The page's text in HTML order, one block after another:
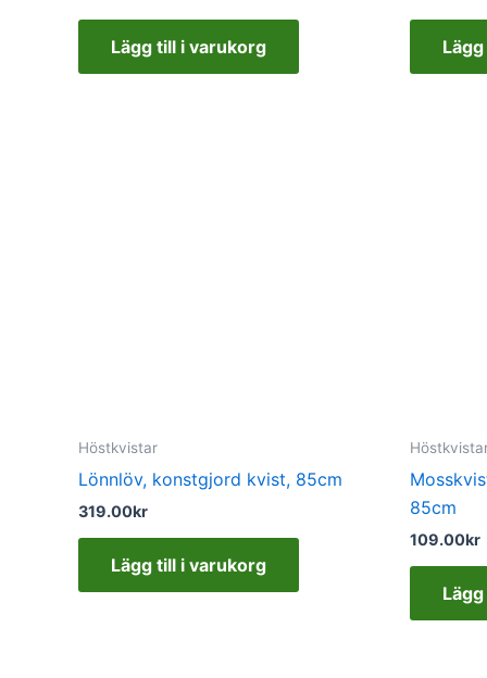
Lägg till i varukorg
Höstkvistar
Lönnlöv, konstgjord kvist, 85cm
319.00kr
Lägg till i varukorg
85cm
109.00kr